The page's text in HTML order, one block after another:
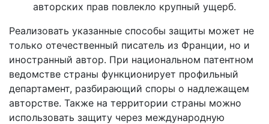
авторских прав повлекло крупный ущерб.
Реализовать указанные способы защиты может не
только отечественный писатель из Франции, но и
иностранный автор. При национальном патентном
ведомстве страны функционирует профильный
департамент, разбирающий споры о надлежащем
авторстве. Также на территории страны можно
использовать защиту через международную